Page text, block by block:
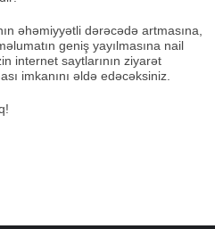
əhəmiyyətli dərəcədə artmasına,
geniş yayılmasına nail
internet saytlarının ziyarət
imkanını əldə edəcəksiniz.